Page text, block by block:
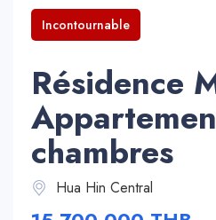
Incontournable
Résidence
chambres
Hua Hin Central